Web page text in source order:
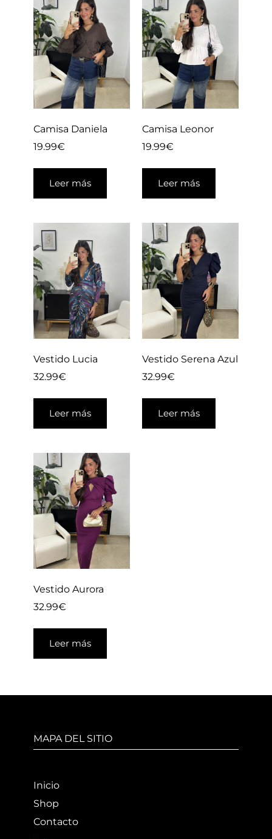
Camisa Daniela
19.99€
Leer más
Camisa Leonor
19.99€
Leer más
Vestido Lucia
32.99€
Leer más
Vestido Serena Azul
32.99€
Leer más
Vestido Aurora
32.99€
Leer más
MAPA DEL SITIO
Inicio
Shop
Contacto